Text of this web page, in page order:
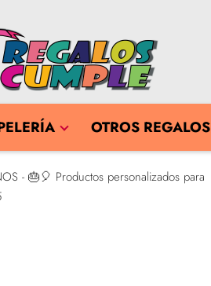
OTROS REGALOS
- 🎂🎈 Productos personalizados para